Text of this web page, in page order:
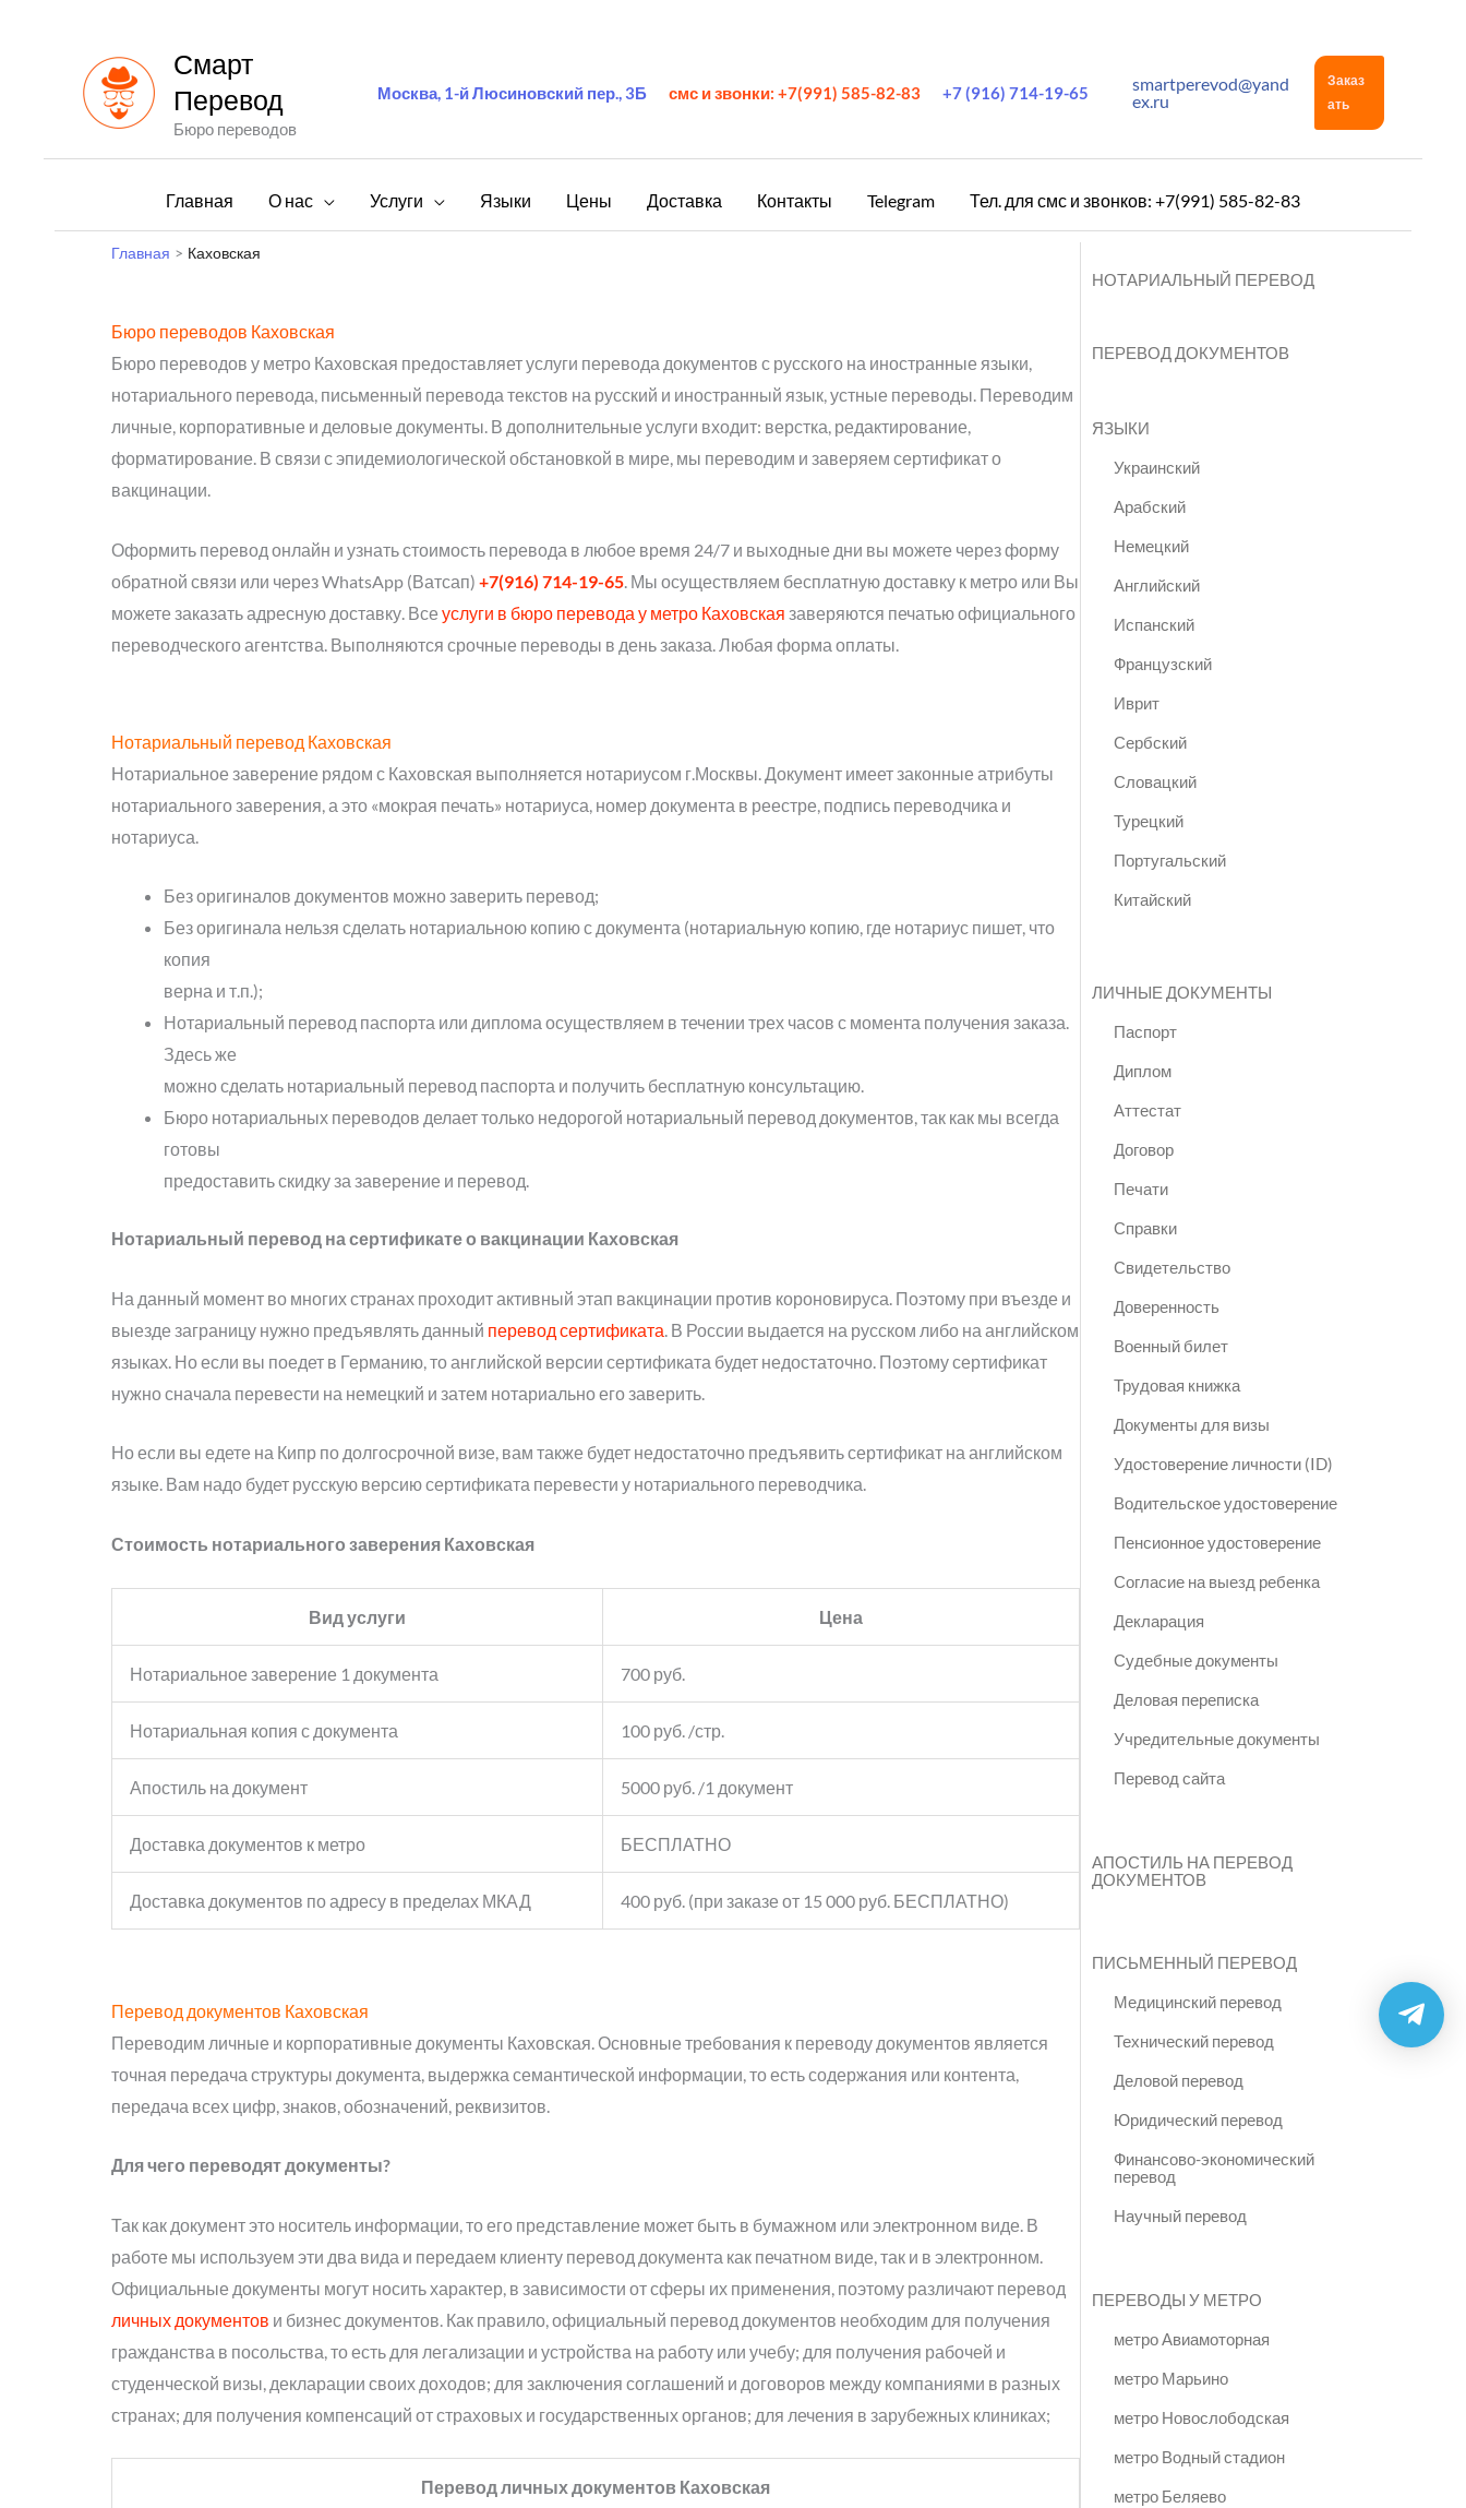
содержимому
Смарт
Перевод
Бюро переводов
Москва, 1-й Люсиновский пер., 3Б смс и звонки: +7(991) 585-82-83 +7 (916) 714-19-65
smartperevod@yand
ex.ru
Заказ
ать
Главная О нас Услуги Языки Цены Доставка Контакты Telegram Тел. для смс и звонков: +7(991) 585-82-83
Главная Каховская
Бюро переводов Каховская
Бюро переводов у метро Каховская предоставляет услуги перевода документов с русского на иностранные языки,
нотариального перевода, письменный перевода текстов на русский и иностранный язык, устные переводы. Переводим
личные, корпоративные и деловые документы. В дополнительные услуги входит: верстка, редактирование,
форматирование. В связи с эпидемиологической обстановкой в мире, мы переводим и заверяем сертификат о
вакцинации.
Оформить перевод онлайн и узнать стоимость перевода в любое время 24/7 и выходные дни вы можете через форму
обратной связи или через WhatsApp (Ватсап) +7(916) 714-19-65 . Мы осуществляем бесплатную доставку к метро или Вы
можете заказать адресную доставку. Все услуги в бюро перевода у метро Каховская заверяются печатью официального
переводческого агентства. Выполняются срочные переводы в день заказа. Любая форма оплаты.
Нотариальный перевод Каховская
Нотариальное заверение рядом с Каховская выполняется нотариусом г.Москвы. Документ имеет законные атрибуты
нотариального заверения, а это «мокрая печать» нотариуса, номер документа в реестре, подпись переводчика и
нотариуса.
Без оригиналов документов можно заверить перевод;
Без оригинала нельзя сделать нотариальною копию с документа (нотариальную копию, где нотариус пишет, что
копия
верна и т.п.);
Нотариальный перевод паспорта или диплома осуществляем в течении трех часов с момента получения заказа.
Здесь же
можно сделать нотариальный перевод паспорта и получить бесплатную консультацию.
Бюро нотариальных переводов делает только недорогой нотариальный перевод документов, так как мы всегда
готовы
предоставить скидку за заверение и перевод.
Нотариальный перевод на сертификате о вакцинации Каховская
На данный момент во многих странах проходит активный этап вакцинации против короновируса. Поэтому при въезде и
выезде заграницу нужно предъявлять данный перевод сертификата . В России выдается на русском либо на английском
языках. Но если вы поедет в Германию, то английской версии сертификата будет недостаточно. Поэтому сертификат
нужно сначала перевести на немецкий и затем нотариально его заверить.
Но если вы едете на Кипр по долгосрочной визе, вам также будет недостаточно предъявить сертификат на английском
языке. Вам надо будет русскую версию сертификата перевести у нотариального переводчика.
Стоимость нотариального заверения Каховская
Вид услуги Цена
Нотариальное заверение 1 документа 700 руб.
Нотариальная копия с документа 100 руб. /стр.
Апостиль на документ 5000 руб. /1 документ
Доставка документов к метро БЕСПЛАТНО
Доставка документов по адресу в пределах МКАД 400 руб. (при заказе от 15 000 руб. БЕСПЛАТНО)
Перевод документов Каховская
Переводим личные и корпоративные документы Каховская. Основные требования к переводу документов является
точная передача структуры документа, выдержка семантической информации, то есть содержания или контента,
передача всех цифр, знаков, обозначений, реквизитов.
Для чего переводят документы?
Так как документ это носитель информации, то его представление может быть в бумажном или электронном виде. В
работе мы используем эти два вида и передаем клиенту перевод документа как печатном виде, так и в электронном.
Официальные документы могут носить характер, в зависимости от сферы их применения, поэтому различают перевод
личных документов и бизнес документов. Как правило, официальный перевод документов необходим для получения
гражданства в посольства, то есть для легализации и устройства на работу или учебу; для получения рабочей и
студенческой визы, декларации своих доходов; для заключения соглашений и договоров между компаниями в разных
странах; для получения компенсаций от страховых и государственных органов; для лечения в зарубежных клиниках;
Перевод личных документов Каховская
НОТАРИАЛЬНЫЙ ПЕРЕВОД
ПЕРЕВОД ДОКУМЕНТОВ
ЯЗЫКИ
Украинский
Арабский
Немецкий
Английский
Испанский
Французский
Иврит
Сербский
Словацкий
Турецкий
Португальский
Китайский
ЛИЧНЫЕ ДОКУМЕНТЫ
Паспорт
Диплом
Аттестат
Договор
Печати
Справки
Свидетельство
Доверенность
Военный билет
Трудовая книжка
Документы для визы
Удостоверение личности (ID)
Водительское удостоверение
Пенсионное удостоверение
Согласие на выезд ребенка
Декларация
Судебные документы
Деловая переписка
Учредительные документы
Перевод сайта
АПОСТИЛЬ НА ПЕРЕВОД
ДОКУМЕНТОВ
ПИСЬМЕННЫЙ ПЕРЕВОД
Медицинский перевод
Технический перевод
Деловой перевод
Юридический перевод
Финансово-экономический
перевод
Научный перевод
ПЕРЕВОДЫ У МЕТРО
метро Авиамоторная
метро Марьино
метро Новослободская
метро Водный стадион
метро Беляево